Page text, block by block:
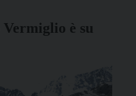
Vermiglio è su